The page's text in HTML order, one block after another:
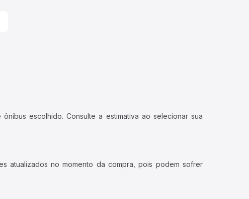
escolhido. Consulte a estimativa ao selecionar sua
atualizados no momento da compra, pois podem sofrer